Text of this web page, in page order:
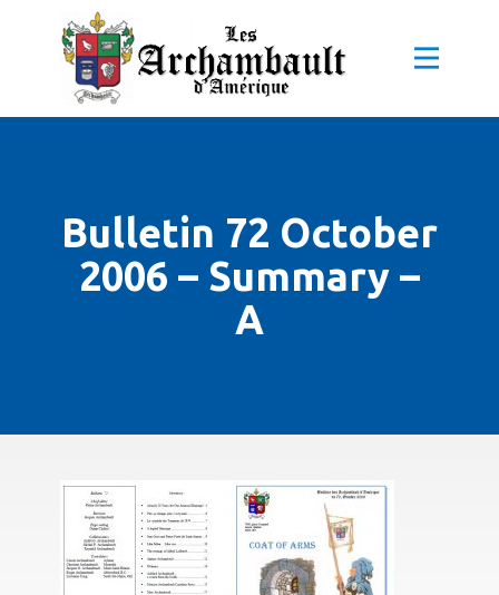
Bulletin 72 October
2006 – Summary –
A